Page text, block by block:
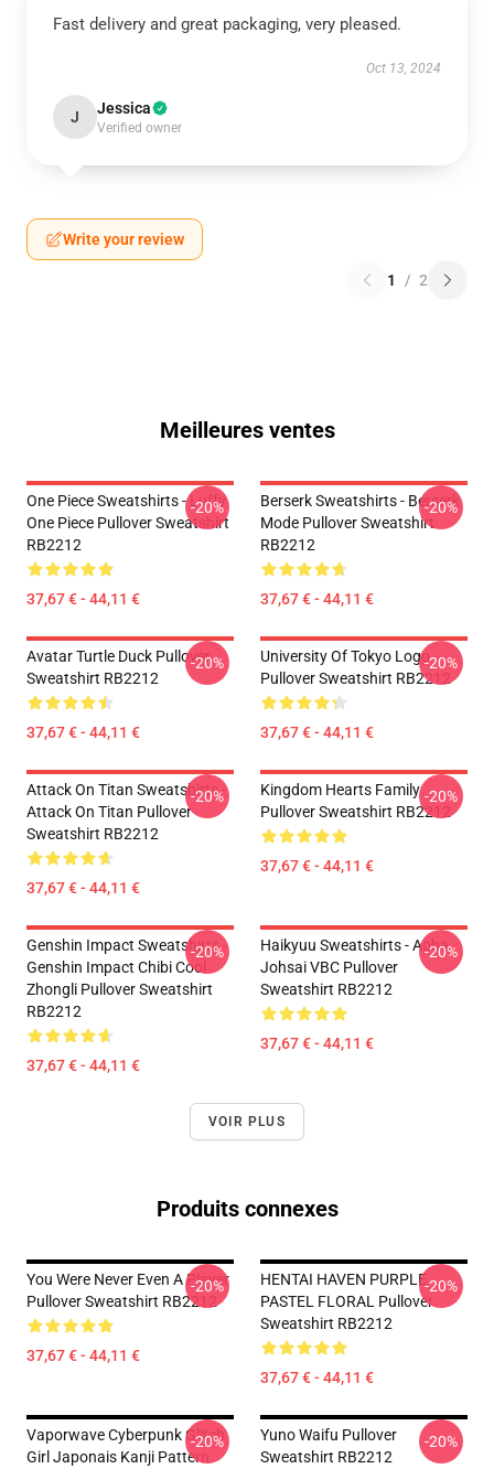
Fast delivery and great packaging, very pleased.
Oct 13, 2024
J Jessica
Verified owner
Write your review
1 / 2
Meilleures ventes
One Piece Sweatshirts - Luffy
One Piece Pullover Sweatshirt
RB2212
37,67 € - 44,11 €
-20%
Berserk Sweatshirts - Berserk
Mode Pullover Sweatshirt
RB2212
37,67 € - 44,11 €
-20%
Avatar Turtle Duck Pullover
Sweatshirt RB2212
37,67 € - 44,11 €
-20%
University Of Tokyo Logo
Pullover Sweatshirt RB2212
37,67 € - 44,11 €
-20%
Attack On Titan Sweatshirts -
Attack On Titan Pullover
Sweatshirt RB2212
37,67 € - 44,11 €
-20%
Kingdom Hearts Family
Pullover Sweatshirt RB2212
37,67 € - 44,11 €
-20%
Genshin Impact Sweatshirts -
Genshin Impact Chibi Cool
Zhongli Pullover Sweatshirt
RB2212
37,67 € - 44,11 €
-20%
Haikyuu Sweatshirts - Aoba
Johsai VBC Pullover
Sweatshirt RB2212
37,67 € - 44,11 €
-20%
VOIR PLUS
Produits connexes
You Were Never Even A Player
Pullover Sweatshirt RB2212
37,67 € - 44,11 €
-20%
HENTAI HAVEN PURPLE
PASTEL FLORAL Pullover
Sweatshirt RB2212
37,67 € - 44,11 €
-20%
Vaporwave Cyberpunk Glitch
Girl Japonais Kanji Pattern
-20%
Yuno Waifu Pullover
Sweatshirt RB2212
-20%